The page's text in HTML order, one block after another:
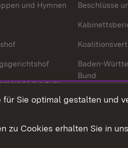
und Hymnen
bis zum
Beschlüsse
Baden-
Bund
In Europa
für Sie optimal gestalten und
zu Cookies erhalten Sie in